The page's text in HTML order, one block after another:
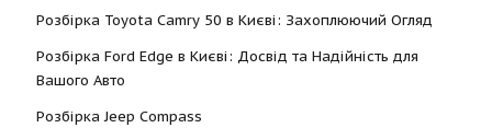
Розбірка Toyota Camry 50 в Києві: Захоплюючий Огляд
Розбірка Ford Edge в Києві: Досвід та Надійність для
Вашого Авто
Розбірка Jeep Compass